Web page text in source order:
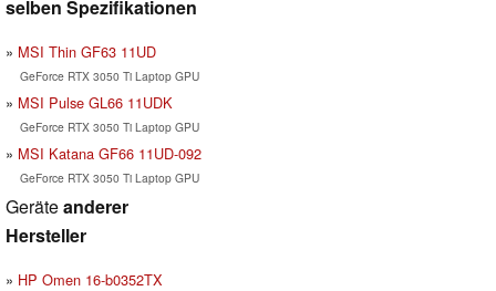
selben Spezifikationen
MSI Thin GF63 11UD
GeForce RTX 3050 Ti Laptop GPU
MSI Pulse GL66 11UDK
GeForce RTX 3050 Ti Laptop GPU
MSI Katana GF66 11UD-092
GeForce RTX 3050 Ti Laptop GPU
Geräteanderer
Hersteller
HP Omen 16-b0352TX